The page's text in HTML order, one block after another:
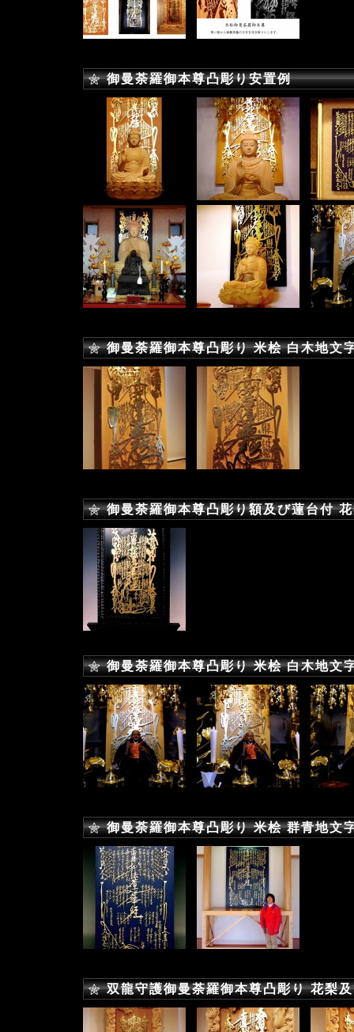
御曼荼羅御本尊凸彫り安置例
御曼荼羅御本尊凸彫り 米桧 白木地文
御曼荼羅御本尊凸彫り額及び蓮台付
御曼荼羅御本尊凸彫り 米桧 白木地文
御曼荼羅御本尊凸彫り 米桧 群青地文
双龍守護御曼荼羅御本尊凸彫り 花梨